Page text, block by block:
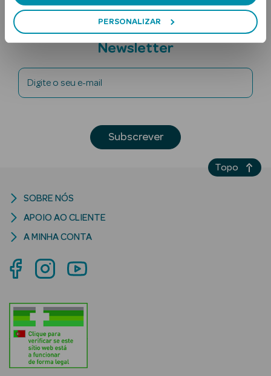
PERSONALIZAR
Lábios
Solares Bebé e
Rosto e
Subscreva a
Newsletter
Digite o seu e-mail
Subscrever
SOBRE NÓS
APOIO AO CLIENTE
A MINHA CONTA
Topo